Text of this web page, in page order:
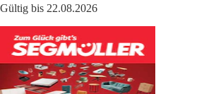
Gültig bis 22.08.2026